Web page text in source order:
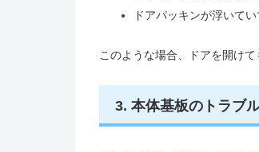
ドアパッキンが浮いて
このような場合、ドアを開け
3. 本体基板のトラブ